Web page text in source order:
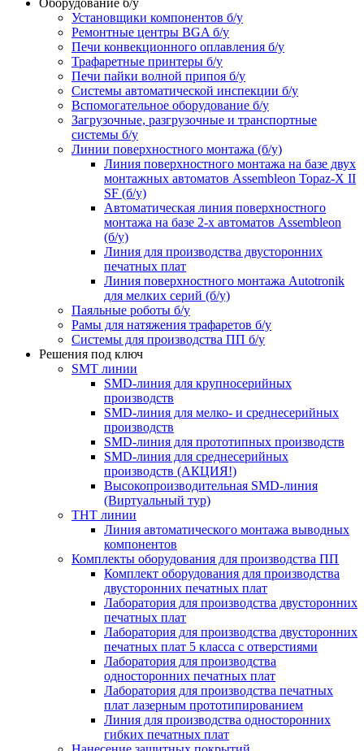
Оборудование б/у
Установщики компонентов б/у
Ремонтные центры BGA б/у
Печи конвекционного оплавления б/у
Трафаретные принтеры б/у
Печи пайки волной припоя б/у
Системы автоматической инспекции б/у
Вспомогательное оборудование б/у
Загрузочные, разгрузочные и транспортные
системы б/у
Линии поверхностного монтажа (б/у)
Линия поверхностного монтажа на базе двух
монтажных автоматов Assembleon Topaz-X II
SF (б/у)
Автоматическая линия поверхностного
монтажа на базе 2-х автоматов Assembleon
(б/у)
Линия для производства двусторонних
печатных плат
Линия поверхностного монтажа Autotronik
для мелких серий (б/у)
Паяльные роботы б/у
Рамы для натяжения трафаретов б/у
Системы для производства ПП б/у
Решения под ключ
SMT линии
SMD-линия для крупносерийных
производств
SMD-линия для мелко- и среднесерийных
производств
SMD-линия для прототипных производств
SMD-линия для среднесерийных
производств (АКЦИЯ!)
Высокопроизводительная SMD-линия
(Виртуальный тур)
THT линии
Линия автоматического монтажа выводных
компонентов
Комплекты оборудования для производства ПП
Комплект оборудования для производства
двусторонних печатных плат
Лаборатория для производства двусторонних
печатных плат
Лаборатория для производства двусторонних
печатных плат 5 класса с отверстиями
Лаборатория для производства
односторонних печатных плат
Лаборатория для производства печатных
плат лазерным прототипированием
Линия для производства односторонних
гибких печатных плат